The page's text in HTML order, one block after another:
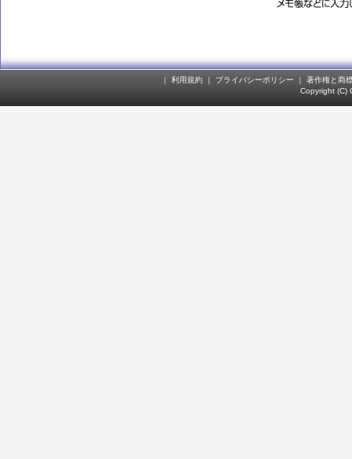
｜ 利用規約 ｜ プライバシーポリシー ｜ 著作権と商
Copyright (C)